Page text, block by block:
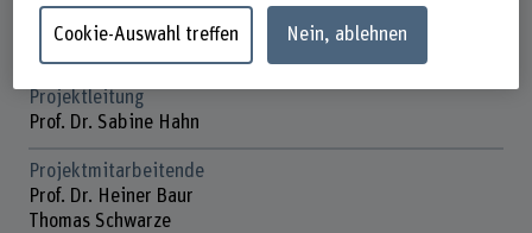
Laufzeit
Projektleitung
Prof. Dr. Sabine Hahn
Projektmitarbeitende
Prof. Dr. Heiner Baur
Thomas Schwarze
Cookie-Auswahl treffen Nein, ablehnen